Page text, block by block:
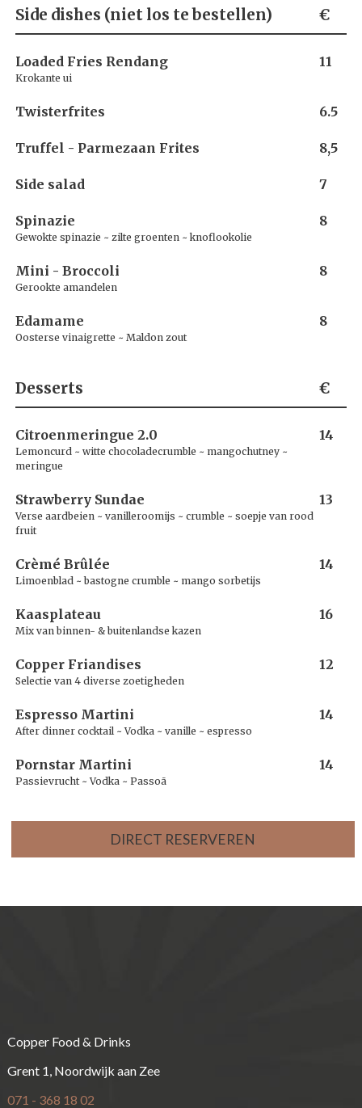
Side dishes (niet los te bestellen) €
Loaded Fries Rendang 11
Krokante ui
Twisterfrites 6.5
Truffel - Parmezaan Frites 8,5
Side salad 7
Spinazie 8
Gewokte spinazie ~ zilte groenten ~ knoflookolie
Mini - Broccoli 8
Gerookte amandelen
Edamame 8
Oosterse vinaigrette ~ Maldon zout
Desserts €
Citroenmeringue 2.0 14
Lemoncurd ~ witte chocoladecrumble ~ mangochutney ~
meringue
Strawberry Sundae 13
Verse aardbeien ~ vanilleroomijs ~ crumble ~ soepje van rood
fruit
Crèmé Brûlée 14
Limoenblad ~ bastogne crumble ~ mango sorbetijs
Kaasplateau 16
Mix van binnen- & buitenlandse kazen
Copper Friandises 12
Selectie van 4 diverse zoetigheden
Espresso Martini 14
After dinner cocktail ~ Vodka ~ vanille ~ espresso
Pornstar Martini 14
Passievrucht ~ Vodka ~ Passoã
DIRECT RESERVEREN
Copper Food & Drinks
Grent 1, Noordwijk aan Zee
071 - 368 18 02